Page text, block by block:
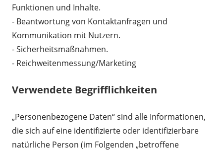
Funktionen und Inhalte.
- Beantwortung von Kontaktanfragen und
Kommunikation mit Nutzern.
- Sicherheitsmaßnahmen.
- Reichweitenmessung/Marketing
Verwendete Begrifflichkeiten
„Personenbezogene Daten“ sind alle Informationen,
die sich auf eine identifizierte oder identifizierbare
natürliche Person (im Folgenden „betroffene